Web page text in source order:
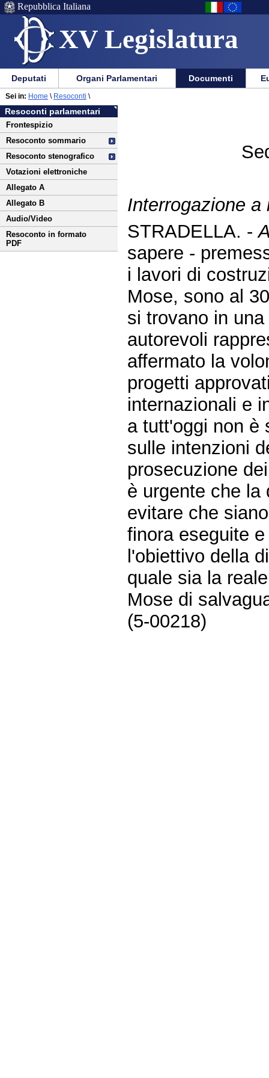
XV Legislatura
Menu
di
ausilio
alla
navigazione
Vai
Menu
di
navigazione
principale
Repubblica Italiana
Menu
di
navigazione
principale
Vai
menu
di
sezione
Deputati Organi Parlamentari Documenti
Vai
al
contenuto
Resoconti parlamentari
Frontespizio
Resoconto sommario
Resoconto stenografico
Votazioni elettroniche
Allegato A
Allegato B
Audio/Video
Resoconto in formato
PDF
Sei in: Home \ Resoconti \
Interrogazione
STRADELLA. -
sapere -
i lavori di
Mose, sono al
si trovano in
autorevoli
affermato la
progetti
internazionali e
a tutt'oggi non è
sulle intenzioni
prosecuzione
è urgente che la
evitare che
finora eseguite
l'obiettivo della
quale sia la
Mose di
(5-00218)